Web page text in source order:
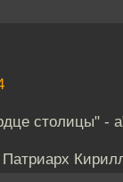
столицы" -